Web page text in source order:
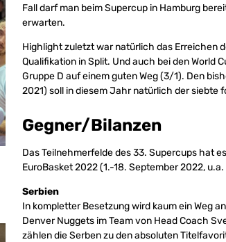
Fall darf man beim Supercup in Hamburg
erwarten.
Highlight zuletzt war natürlich das Erreichen
Qualifikation in Split. Und auch bei den World
Gruppe D auf einem guten Weg (3/1). Den
2021) soll in diesem Jahr natürlich der siebte
Gegner/Bilanzen
Das Teilnehmerfelde des 33. Supercups hat
EuroBasket 2022 (1.-18. September 2022,
Serbien
In kompletter Besetzung wird kaum ein Weg an
Denver Nuggets im Team von Head Coach
zählen die Serben zu den absoluten